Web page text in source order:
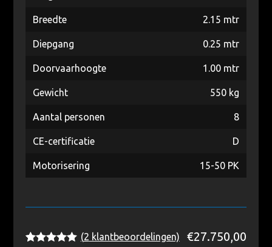
Breedte 2.15 mtr
Diepgang 0.25 mtr
Doorvaarhoogte 1.00 mtr
Gewicht 550 kg
Aantal personen 8
CE-certificatie D
Motorisering 15-50 PK
(2 klantbeoordelingen) €27.750,00